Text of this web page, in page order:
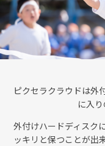
ピクセラクラウドは外
に入
外付けハードディスク
ッキリと保つことが出